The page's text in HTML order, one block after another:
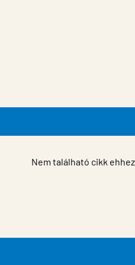
Nem található cikk